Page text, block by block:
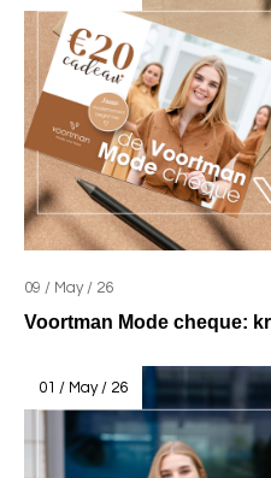
09 / May / 26
Voortman Mode cheque:
01 / May / 26